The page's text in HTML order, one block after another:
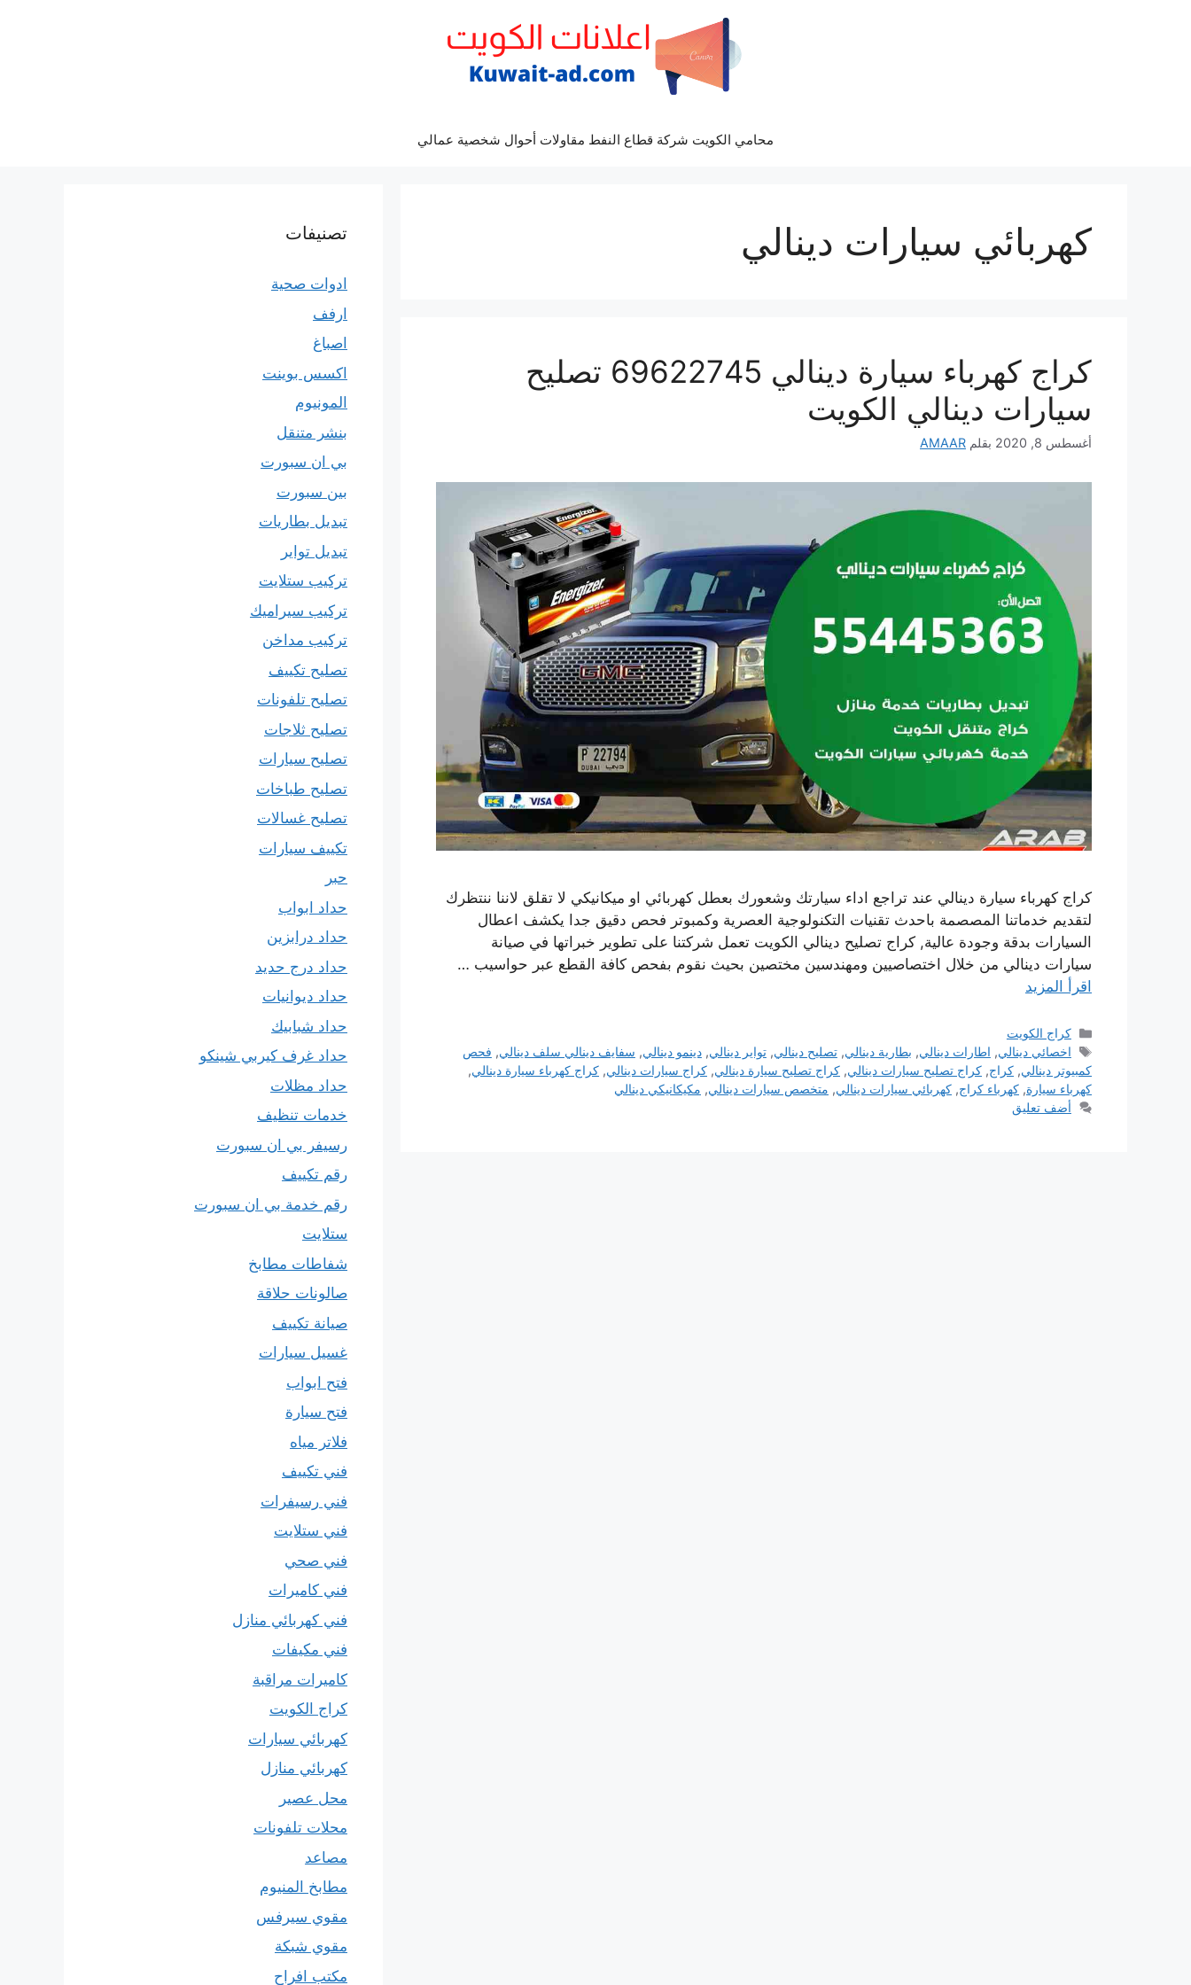
محامي الكويت شركة قطاع النفط مقاولات أحوال شخصية عمالي
كهربائي سيارات دينالي
كراج كهرباء سيارة دينالي 69622745 تصليح
سيارات دينالي الكويت
أغسطس 8, 2020 بقلم AMAAR
كراج كهرباء سيارة دينالي عند تراجع اداء سيارتك وشعورك بعطل كهربائي او ميكانيكي لا تقلق لاننا ننتظرك
لتقديم خدماتنا المصصمة باحدث تقنيات التكنولوجية العصرية وكمبوتر فحص دقيق جدا يكشف اعطال
السيارات بدقة وجودة عالية, كراج تصليح دينالي الكويت تعمل شركتنا على تطوير خبراتها في صيانة
سيارات دينالي من خلال اختصاصيين ومهندسين مختصين بحيث نقوم بفحص كافة القطع عبر حواسيب …
اقرأ المزيد
التصنيفات
كراج الكويت
الوسوم
اخصائي دينالي, اطارات دينالي, بطارية دينالي,تصليح دينالي,تواير دينالي,دينمو دينالي, سفايف دينالي سلف دينالي, فحص
كمبيوتر دينالي, كراج, كراج تصليح سيارات دينالي, كراج تصليح سيارة دينالي, كراج سيارات دينالي, كراج كهرباء سيارة دينالي,
كهرباء سيارة, كهرباء كراج, كهربائي سيارات دينالي, متخصص سيارات دينالي, مكيكانيكي دينالي
أضف تعليق
تصنيفات
ادوات صحية
ارفف
اصباغ
اكسس بوينت
المونيوم
بنشر متنقل
بي ان سبورت
بين سبورت
تبديل بطاريات
تبديل تواير
تركيب ستلايت
تركيب سيراميك
تركيب مداخن
تصليح تكييف
تصليح تلفونات
تصليح ثلاجات
تصليح سيارات
تصليح طباخات
تصليح غسالات
تكييف سيارات
حبر
حداد ابواب
حداد درابزين
حداد درج حديد
حداد ديوانيات
حداد شبابيك
حداد غرف كيربي شينكو
حداد مظلات
خدمات تنظيف
رسيفر بي ان سبورت
رقم تكييف
رقم خدمة بي ان سبورت
ستلايت
شفاطات مطابخ
صالونات حلاقة
صيانة تكييف
غسيل سيارات
فتح ابواب
فتح سيارة
فلاتر مياه
فني تكييف
فني رسيفرات
فني ستلايت
فني صحي
فني كاميرات
فني كهربائي منازل
فني مكيفات
كاميرات مراقبة
كراج الكويت
كهربائي سيارات
كهربائي منازل
محل عصير
محلات تلفونات
مصاعد
مطابخ المنيوم
مقوي سيرفس
مقوي شبكة
مكتب افراح